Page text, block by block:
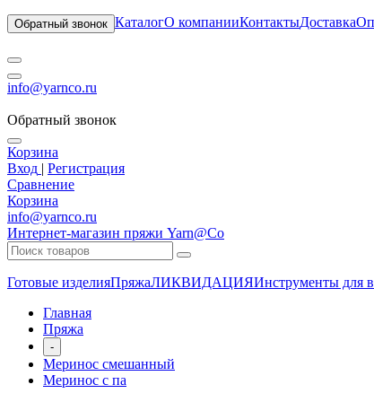
Обратный звонок КаталогО компанииКонтактыДоставка
info@yarnco.ru
Обратный звонок
Корзина
Вход | Регистрация
Сравнение
Корзина
info@yarnco.ru
Интернет-магазин пряжи Yarn@Co
Готовые изделияПряжаЛИКВИДАЦИЯИнструменты для
Главная
Пряжа
-
Меринос смешанный
Меринос с па